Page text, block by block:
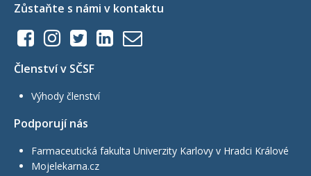
Zůstaňte s námi v kontaktu
Členství v SČSF
Výhody členství
Podporují nás
Farmaceutická fakulta Univerzity Karlovy v Hradci Králové
Mojelekarna.cz